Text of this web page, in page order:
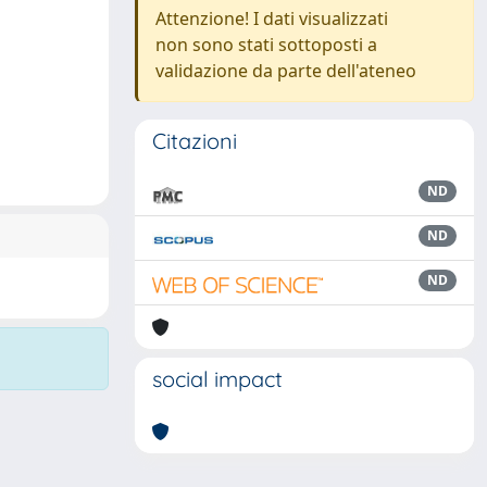
Attenzione! I dati visualizzati
non sono stati sottoposti a
validazione da parte dell'ateneo
Citazioni
ND
ND
ND
social impact